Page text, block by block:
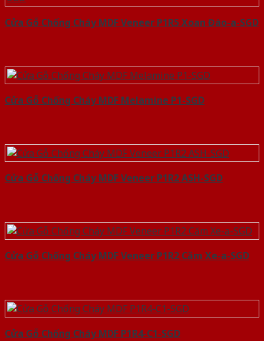
Cửa Gỗ Chống Cháy MDF Veneer P1R5 Xoan Đào-a-SGD
Cửa Gỗ Chống Cháy MDF Melamine P1-SGD
Cửa Gỗ Chống Cháy MDF Veneer P1R2 ASH-SGD
Cửa Gỗ Chống Cháy MDF Veneer P1R2 Căm Xe-a-SGD
Cửa Gỗ Chống Cháy MDF P1R4-C1-SGD